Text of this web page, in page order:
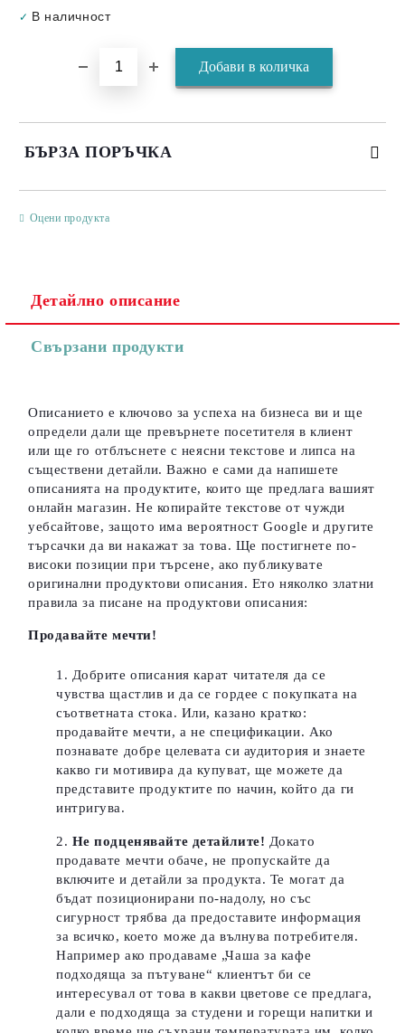
✓ В наличност
БЪРЗА ПОРЪЧКА
Ние ще се свържем с вас в рамките на работния ден.
Оцени продукта
Детайлно описание
Свързани продукти
Описанието е ключово за успеха на бизнеса ви и ще
определи дали ще превърнете посетителя в клиент
или ще го отблъснете с неясни текстове и липса на
съществени детайли. Важно е сами да напишете
описанията на продуктите, които ще предлага вашият
онлайн магазин. Не копирайте текстове от чужди
уебсайтове, защото има вероятност Google и другите
търсачки да ви накажат за това. Ще постигнете по-
високи позиции при търсене, ако публикувате
оригинални продуктови описания. Ето няколко златни
правила за писане на продуктови описания:
Продавайте мечти!
Добрите описания карат читателя да се
чувства щастлив и да се гордее с покупката на
съответната стока. Или, казано кратко:
продавайте мечти, а не спецификации. Ако
познавате добре целевата си аудитория и знаете
какво ги мотивира да купуват, ще можете да
представите продуктите по начин, който да ги
интригува.
Не подценявайте детайлите! Докато
продавате мечти обаче, не пропускайте да
включите и детайли за продукта. Те могат да
бъдат позиционирани по-надолу, но със
сигурност трябва да предоставите информация
за всичко, което може да вълнува потребителя.
Например ако продаваме „Чаша за кафе
подходяща за пътуване“ клиентът би се
интересувал от това в какви цветове се предлага,
дали е подходяща за студени и горещи напитки и